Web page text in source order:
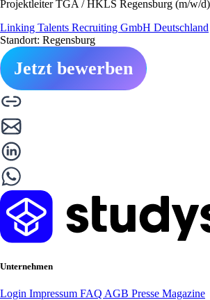
Projektleiter TGA / HKLS Regensburg (m/w/d)
Linking Talents Recruiting GmbH Deutschland
Standort: Regensburg
Jetzt bewerben
Unternehmen
Login Impressum FAQ AGB Presse Magazine